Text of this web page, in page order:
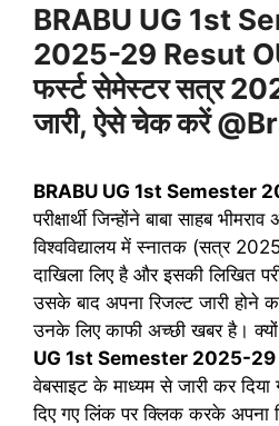
BRABU UG 1st
2025-29 Resut
फर्स्ट सेमेस्टर सत्र
जारी, ऐसे चेक करें
BRABU UG 1st Semester
परीक्षार्थी जिन्होंने बाबा साहब
विश्वविद्यालय में स्नातक (सत्र
दाखिला लिए है और इसकी लिखित
उसके बाद अपना रिजल्ट जारी होने
उनके लिए काफी अच्छी खबर है।
UG 1st Semester 2025-
वेबसाइट के माध्यम से जारी कर दिया
दिए गए लिंक पर क्लिक करके